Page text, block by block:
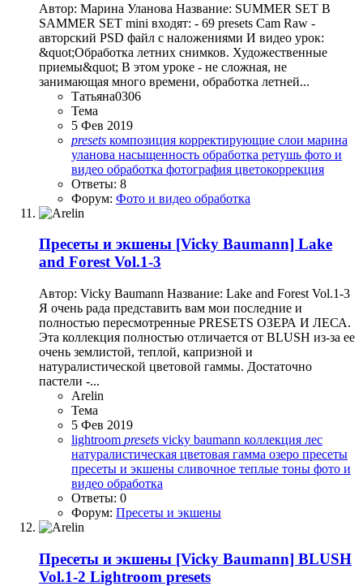
Автор: Марина Уланова Название: SUMMER SET В
SAMMER SET mini входят: - 69 presets Cam Raw -
авторский PSD файл с наложениями И видео урок:
&quot;Обработка летних снимков. Художественные
приемы&quot; В этом уроке - не сложная, не
занимающая много времени, обработка летней...
Татьяна0306
Тема
5 Фев 2019
presets композиция корректирующие слои марина
уланова насыщенность обработка ретушь фото и
видео обработка фотография цветокоррекция
Ответы: 8
Форум: Фото и видео обработка
Пресеты и экшены [Vicky Baumann] Lake
and Forest Vol.1-3
Автор: Vicky Baumann Название: Lake and Forest Vol.1-3
Я очень рада представить вам мои последние и
полностью пересмотренные PRESETS ОЗЕРА И ЛЕСА.
Эта коллекция полностью отличается от BLUSH из-за ее
очень землистой, теплой, капризной и
натуралистической цветовой гаммы. Достаточно
пастели -...
Arelin
Тема
5 Фев 2019
lightroom presets vicky baumann коллекция лес
натуралистическая цветовая гамма озеро пресеты
пресеты и экшены сливочное теплые тоны фото и
видео обработка
Ответы: 0
Форум: Пресеты и экшены
Пресеты и экшены [Vicky Baumann] BLUSH
Vol.1-2 Lightroom presets